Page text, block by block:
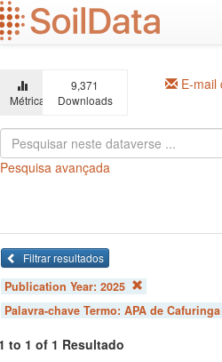
Ir
para
o
principal
Métricas
9,371
Downloads
E-mail
Pesquisa avançada
Filtrar resultados
Publication Year: 2025
Palavra-chave Termo: APA de Cafuringa
to 1 of 1 Resultado